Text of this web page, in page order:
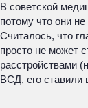
В советской
потому что они
Считалось, что
просто не может
расстройствами
ВСД, его ставили